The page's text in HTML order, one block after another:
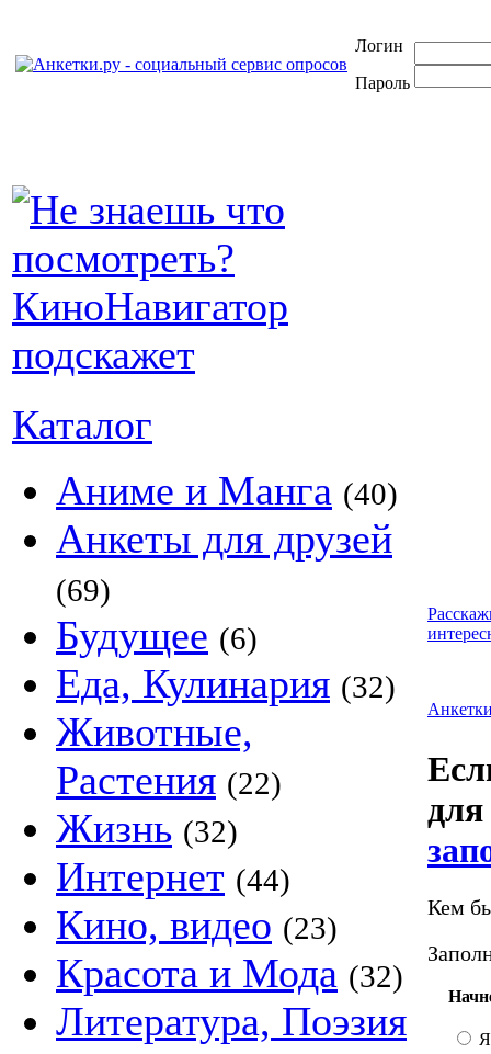
Логин
Пароль
Каталог
Аниме и Манга (40)
Анкеты для друзей
(69)
Будущее (6)
Еда, Кулинария (32)
Животные,
Растения (22)
Жизнь (32)
Интернет (44)
Кино, видео (23)
Красота и Мода (32)
Литература, Поэзия
для
Кем